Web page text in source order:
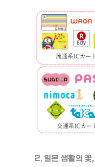
2. 일본 생활의